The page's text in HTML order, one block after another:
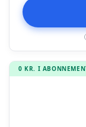
0 KR. I